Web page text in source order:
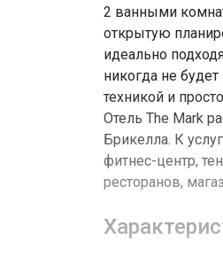
2 ванными
открытую
идеально
никогда не
техникой и
Отель The Mark
Брикелла. К
фитнес-центр,
ресторанов,